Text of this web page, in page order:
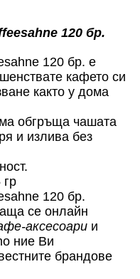
120 бр.
120 бр. е
кафето си
както у дома
обгръща чашата
и излива без
гр
120 бр.
се онлайн
аксесоари и
ние Ви
брандове